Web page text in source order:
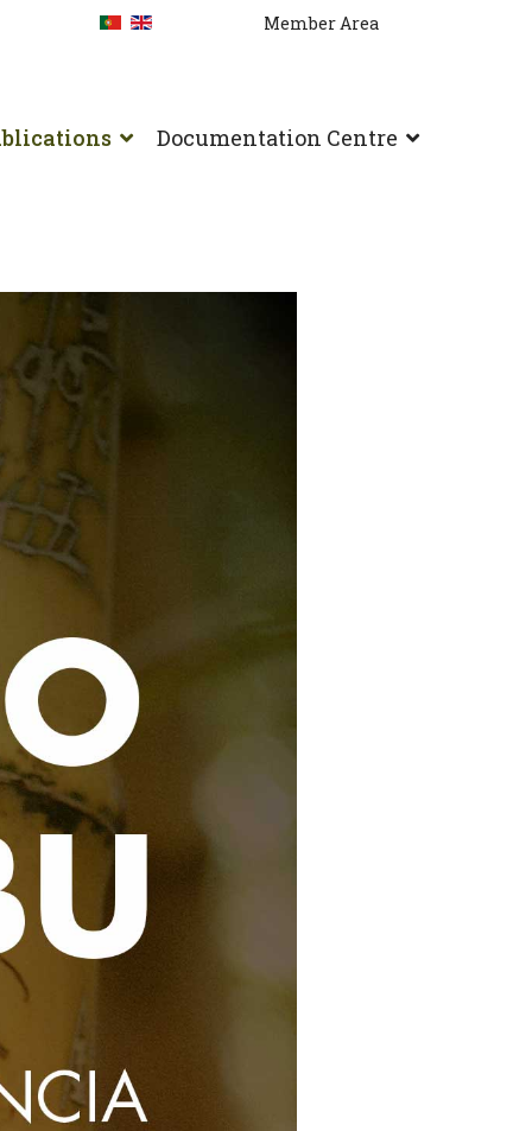
Member Area
Documentation Centre